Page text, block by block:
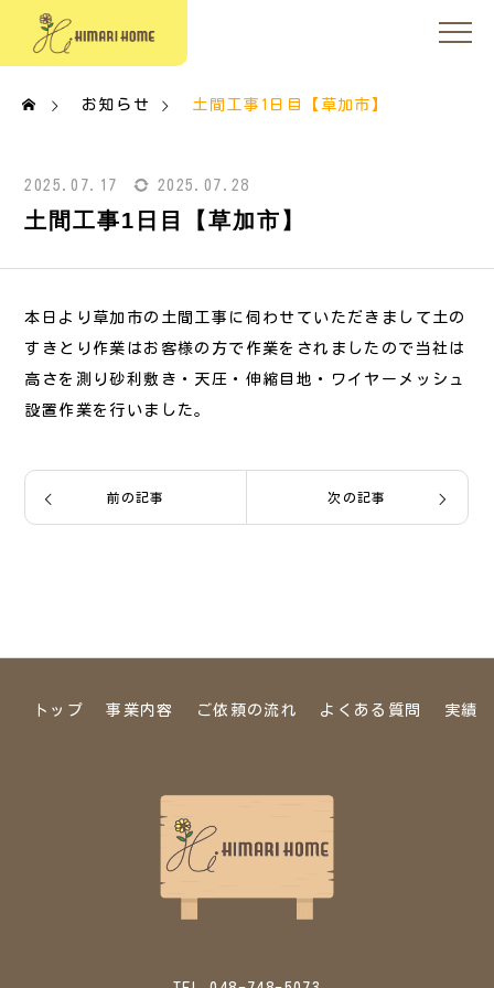
お知らせ 土間工事1日目【草加市】
2025.07.17 2025.07.28
土間工事1日目【草加市】
本日より草加市の土間工事に伺わせていただきまして土の
すきとり作業はお客様の方で作業をされましたので当社は
高さを測り砂利敷き・天圧・伸縮目地・ワイヤーメッシュ
設置作業を行いました。
前の記事 次の記事
トップ 事業内容 ご依頼の流れ よくある質問 実績